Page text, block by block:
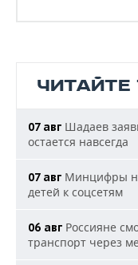
07 авг Шадаев
остается навсегда
07 авг Минцифры
детей к соцсетям
06 авг Россияне
транспорт через